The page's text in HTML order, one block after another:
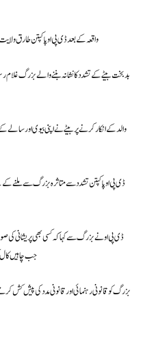
واقعہ کے بعد ڈی پی او پاکپتن طارق
والد کے انکار کرنےپر بیٹے نے اپنی بیوی اور سالے
ڈی پی او پاکپتن تشدد سے متاثرہ بزرگ سے ملنے
ڈی پی او نے بزرگ سے کہا کہ کسی بھی پریشانی
جب چاہیں کال
بزرگ کو قانونی رہنمائی اور قانونی مدد کی پیش کش